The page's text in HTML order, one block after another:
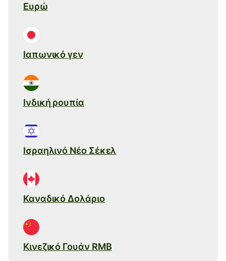
Ευρώ
Ιαπωνικό γεν
Ινδική ρουπία
Ισραηλινό Νέο Σέκελ
Καναδικό Δολάριο
Κινεζικό Γουάν RMB